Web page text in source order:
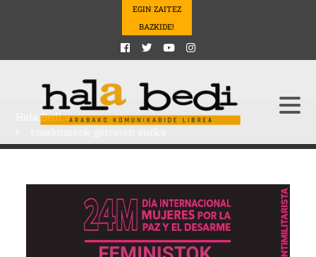
EGIN ZAITEZ
BAZKIDE!
Hala Bedi>